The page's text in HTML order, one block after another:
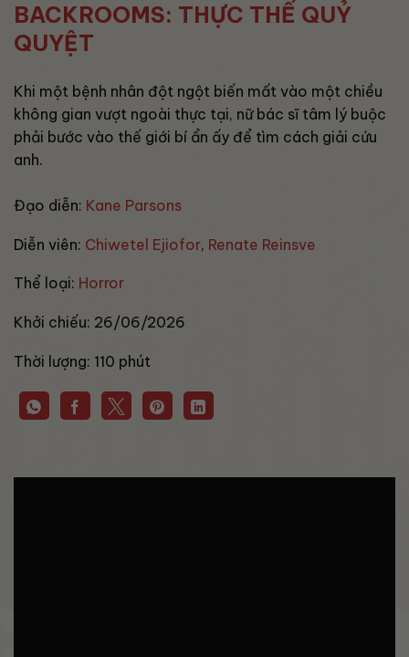
BACKROOMS: THỰC THỂ QUỶ
QUYỆT
Khi một bệnh nhân đột ngột biến mất vào một chiều
không gian vượt ngoài thực tại, nữ bác sĩ tâm lý buộc
phải bước vào thế giới bí ẩn ấy để tìm cách giải cứu
anh.
Đạo diễn: Kane Parsons
Diễn viên: Chiwetel Ejiofor, Renate Reinsve
Thể loại: Horror
Khởi chiếu: 26/06/2026
Thời lượng: 110 phút